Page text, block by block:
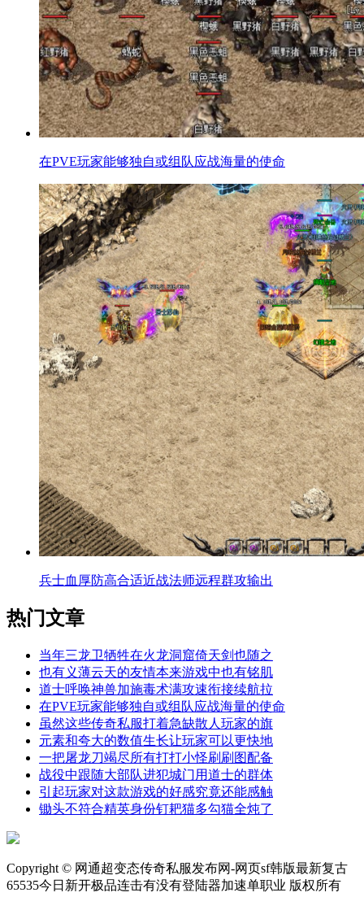
在PVE玩家能够独自或组队应战海量的使命
兵士血厚防高合适近战法师远程群攻输出
热门文章
当年三龙卫牺牲在火龙洞窟倚天剑也随之
也有义薄云天的友情本来游戏中也有铭肌
道士呼唤神兽加施毒术满攻速衔接续航拉
在PVE玩家能够独自或组队应战海量的使命
虽然这些传奇私服打着急缺散人玩家的旗
元素和夸大的数值生长让玩家可以更快地
一把屠龙刀竭尽所有打打小怪刷刷图配备
战役中跟随大部队进犯城门用道士的群体
引起玩家对这款游戏的好感究竟还能感触
锄头不符合精英身份钉耙猫多勾猫全炖了
Copyright © 网通超变态传奇私服发布网-网页sf韩版最新复古
65535今日新开极品连击有没有登陆器加速单职业 版权所有